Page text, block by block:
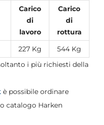
Carico
di
lavoro
Carico
di
rottura
227 Kg
544 Kg
i più richiesti della
è possibile ordinare
catalogo Harken